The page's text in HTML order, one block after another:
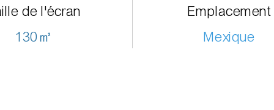
de l'écran
130㎡
Emplacement
Mexique